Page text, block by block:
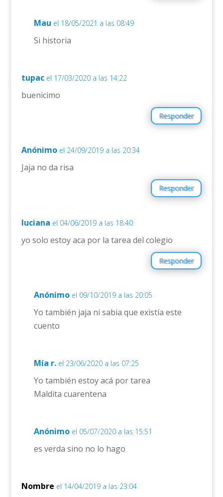
Mau el 18/05/2021 a las 08:49
Si historia
tupac el 17/03/2020 a las 14:22
buenicimo
Responder
Anónimo el 24/09/2019 a las 20:34
Jaja no da risa
Responder
luciana el 04/06/2019 a las 18:40
yo solo estoy aca por la tarea del colegio
Responder
Anónimo el 09/10/2019 a las 20:05
Yo también jaja ni sabia que existía este
cuento
Mía r. el 23/06/2020 a las 07:25
Yo también estoy acá por tarea
Maldita cuarentena
Anónimo el 05/07/2020 a las 15:51
es verda sino no lo hago
Nombre el 14/04/2019 a las 23:04